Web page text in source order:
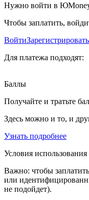
Нужно войти в
Чтобы заплатить,
Войти
Для платежа подходят:
Баллы
Получайте и тратьте
Здесь можно и то, и
Узнать подробнее
Условия использования
Важно: чтобы
или
не подойдет).